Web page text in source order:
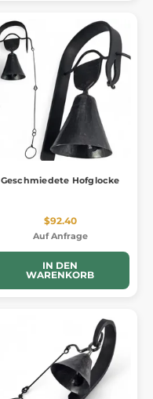
Geschmiedete Hofglocke
$92.40
Auf Anfrage
IN DEN
WARENKORB